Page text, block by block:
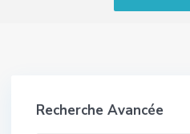
Recherche Avancée